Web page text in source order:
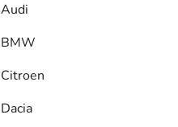
Audi
BMW
Citroen
Dacia